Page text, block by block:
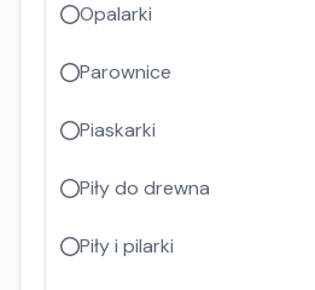
Opalarki
Parownice
Piaskarki
Piły do drewna
Piły i pilarki